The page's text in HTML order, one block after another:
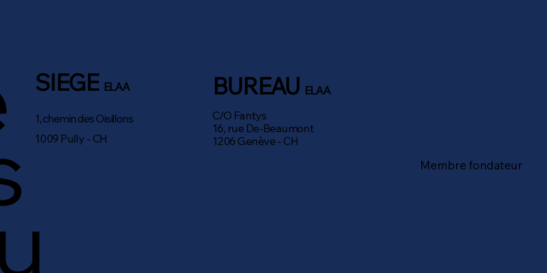
SIEGE ELAA
1, chemin des Oisillons
1009 Pully - CH
BUREAU ELAA
C/O Fantys
16, rue De-Beaumont
1206 Genève - CH
Membre fondateur